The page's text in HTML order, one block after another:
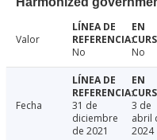
Valor
No
No
Fecha
31 de
diciembre
de 2021
3 de
abril
2024